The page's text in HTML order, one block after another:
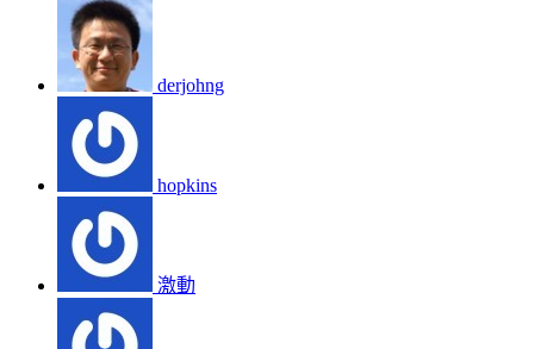
derjohng
hopkins
激動